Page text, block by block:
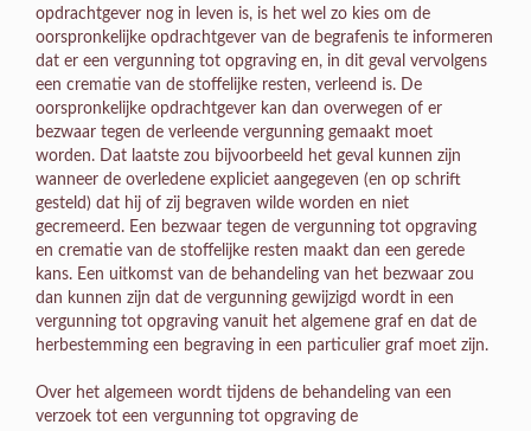
opdrachtgever nog in leven is, is het wel zo kies om de
oorspronkelijke opdrachtgever van de begrafenis te informeren
dat er een vergunning tot opgraving en, in dit geval vervolgens
een crematie van de stoffelijke resten, verleend is. De
oorspronkelijke opdrachtgever kan dan overwegen of er
bezwaar tegen de verleende vergunning gemaakt moet
worden. Dat laatste zou bijvoorbeeld het geval kunnen zijn
wanneer de overledene expliciet aangegeven (en op schrift
gesteld) dat hij of zij begraven wilde worden en niet
gecremeerd. Een bezwaar tegen de vergunning tot opgraving
en crematie van de stoffelijke resten maakt dan een gerede
kans. Een uitkomst van de behandeling van het bezwaar zou
dan kunnen zijn dat de vergunning gewijzigd wordt in een
vergunning tot opgraving vanuit het algemene graf en dat de
herbestemming een begraving in een particulier graf moet zijn.
Over het algemeen wordt tijdens de behandeling van een
verzoek tot een vergunning tot opgraving de